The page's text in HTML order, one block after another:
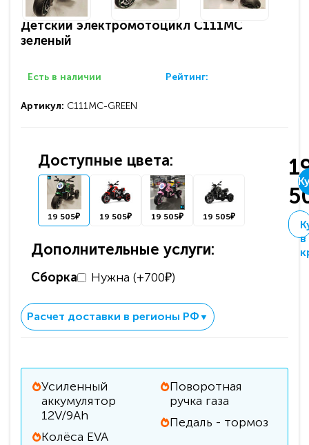
Детский электромотоцикл C111MC
зеленый
Есть в наличии Рейтинг:
Артикул: C111MC-GREEN
Доступные цвета:
19 505₽ 19 505₽ 19 505₽ 19 505₽
Дополнительные услуги:
Сборка Нужна (+700₽)
в
Расчет доставки в регионы РФ ▼
Усиленный
аккумулятор
12V/9Ah
Колёса EVA
Поворотная
ручка газа
Педаль - тормоз